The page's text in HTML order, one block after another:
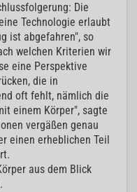
Die
Technologie erlaubt
ist abgefahren", so
welchen Kriterien wir
eine Perspektive
die in
oft fehlt, nämlich die
einem Körper", sagte
vergäßen genau
einen erheblichen Teil
aus dem Blick